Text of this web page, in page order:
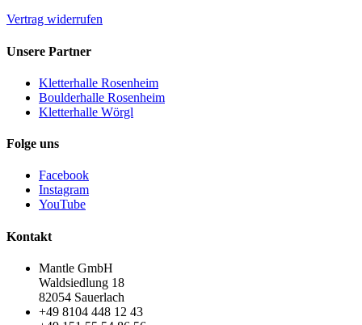
Vertrag widerrufen
Unsere Partner
Kletterhalle Rosenheim
Boulderhalle Rosenheim
Kletterhalle Wörgl
Folge uns
Facebook
Instagram
YouTube
Kontakt
Mantle GmbH
Waldsiedlung 18
82054 Sauerlach
+49 8104 448 12 43